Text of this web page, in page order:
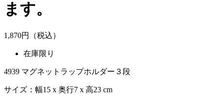
ます。
1,870円（税込）
在庫限り
4939 マグネットラップホルダー３段
サイズ：幅15 x 奥行7 x 高23 cm